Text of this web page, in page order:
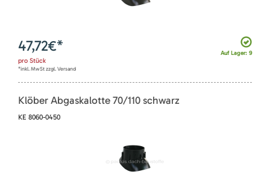
Auf Lager: 9
47,72€*
pro Stück
*inkl. MwSt zzgl. Versand
Klöber Abgaskalotte 70/110 schwarz
KE 8060-0450